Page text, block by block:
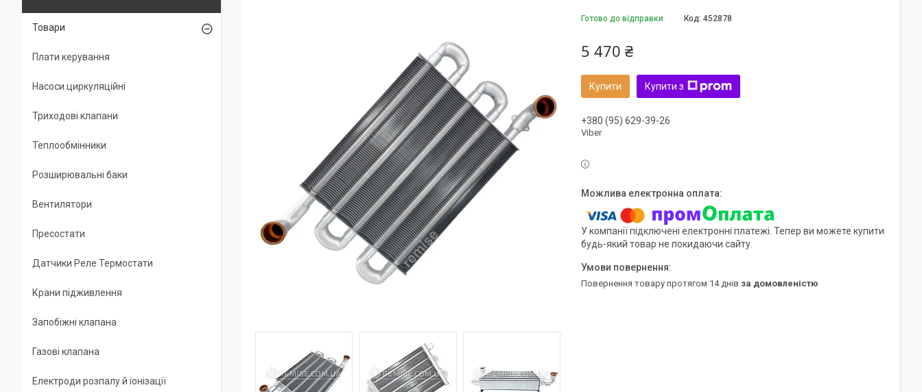
Готово до відправки Код: 452878
5 470 ₴
Купити Купити з
+380 (95) 629-39-26
Viber
У компанії підключені електронні платежі. Тепер ви можете купити
будь-який товар не покидаючи сайту.
повернення товару протягом 14 днів за домовленістю
Товари
Плати керування
Насоси циркуляційні
Триходові клапани
Теплообмінники
Розширювальні баки
Вентилятори
Пресостати
Датчики Реле Термостати
Крани підживлення
Запобіжні клапана
Газові клапана
Електроди розпалу й іонізації